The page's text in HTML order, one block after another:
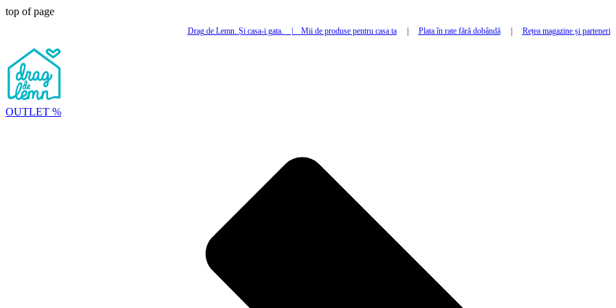
top of page
Drag de Lemn. Și casa-i gata. Mii de produse pentru casa ta| Plata în rate fără dobândă| Rețea magazine și parteneri
OUTLET %